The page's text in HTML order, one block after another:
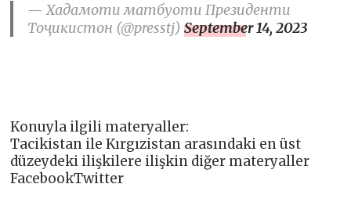
— Хадамоти матбуоти Президенти
Тоҷикистон (@presstj)September 14, 2023
Konuyla ilgili materyaller:
Tacikistan ile Kırgızistan arasındaki en üst
düzeydeki ilişkilere ilişkin diğer materyaller
FacebookTwitter